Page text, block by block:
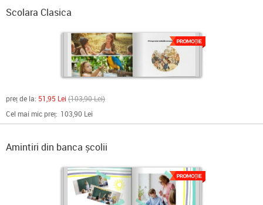
Scolara Clasica
preț de la: 51,95 Lei 103,90 Lei
Cel mai mic preț: 103,90 Lei
Amintiri din banca școlii